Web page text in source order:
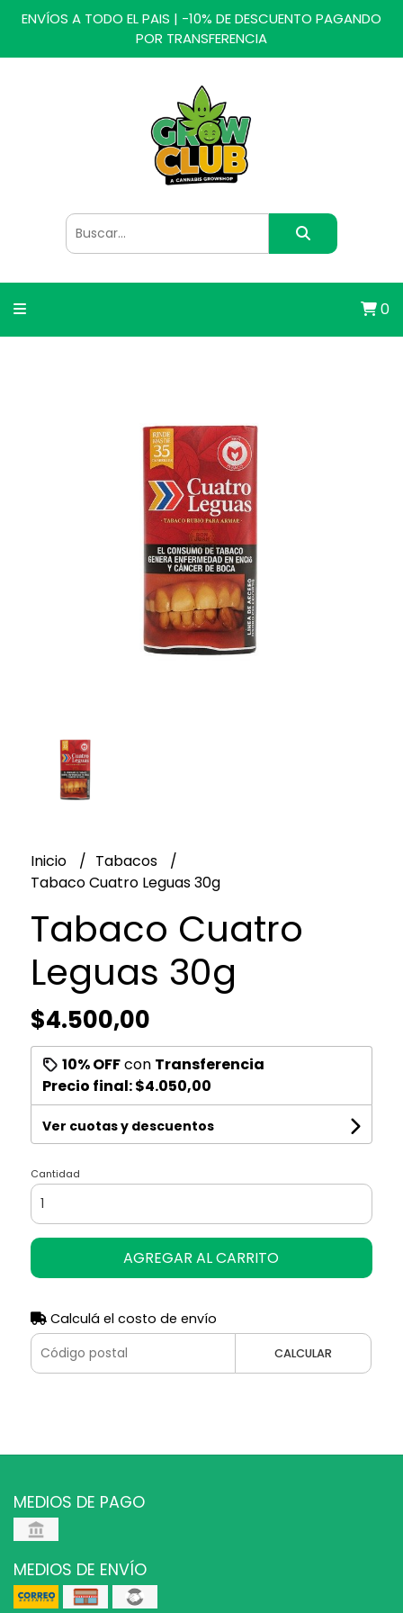
ENVÍOS A TODO EL PAIS | -10% DE DESCUENTO PAGANDO
POR TRANSFERENCIA
0
Inicio
Tabacos
Tabaco Cuatro Leguas 30g
Tabaco Cuatro
Leguas 30g
$4.500,00
10% OFFcon Transferencia
Precio final:$4.050,00
Ver cuotas y descuentos
Cantidad
AGREGAR AL CARRITO
Calculá el costo de envío
CALCULAR
MEDIOS DE PAGO
MEDIOS DE ENVÍO